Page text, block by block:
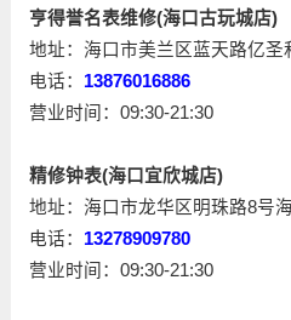
亨得誉名表维修(海口古玩城店)
地址：海口市美兰区蓝天路亿圣
电话： 13876016886
营业时间：09:30-21:30
精修钟表(海口宜欣城店)
地址：海口市龙华区明珠路8号
电话： 13278909780
营业时间：09:30-21:30